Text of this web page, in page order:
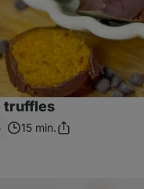
truffles
15 min.Zdieľať